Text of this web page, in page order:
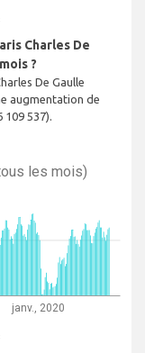
Charles De
?
De Gaulle
augmentation de
537).
les mois)
janv., 2020